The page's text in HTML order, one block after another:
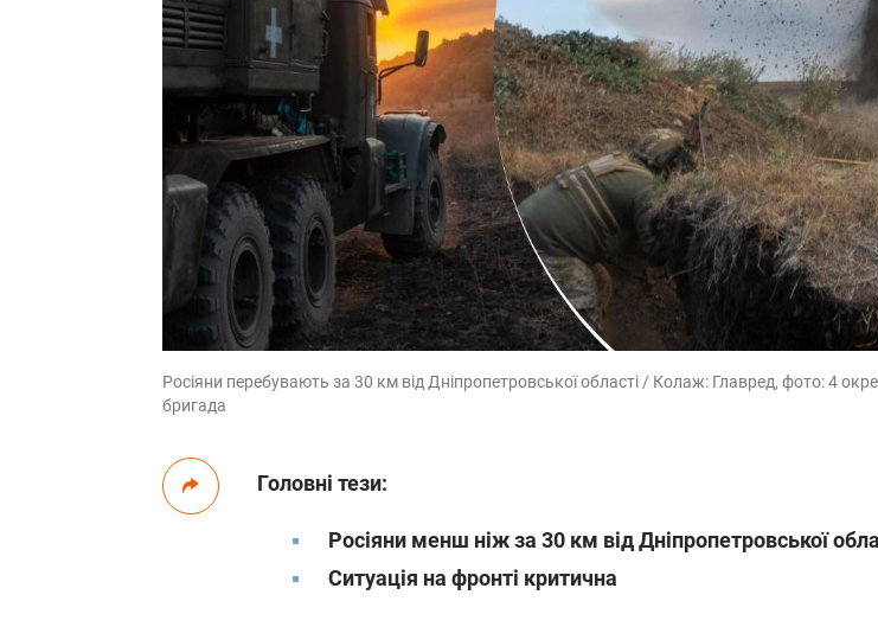
Росіяни перебувають за 30 км від Дніпропетровської області / Колаж: Главред, фото: 4
бригада
Головні тези:
Росіяни менш ніж за 30 км від Дніпропетровської
Ситуація на фронті критична